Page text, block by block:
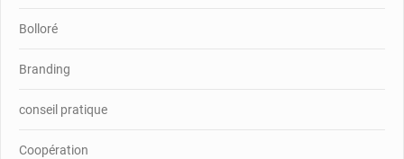
Bolloré
Branding
conseil pratique
Coopération